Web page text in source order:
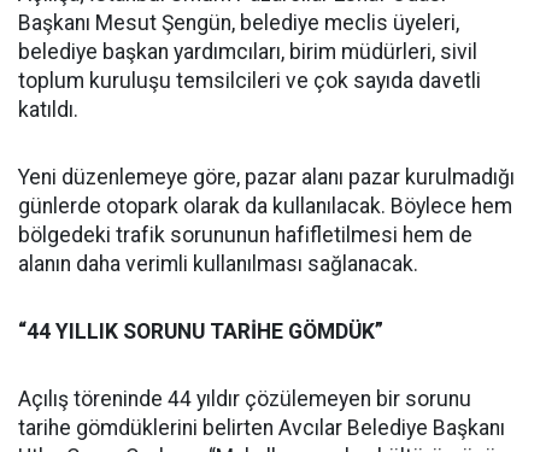
Başkanı Mesut Şengün, belediye meclis üyeleri,
belediye başkan yardımcıları, birim müdürleri, sivil
toplum kuruluşu temsilcileri ve çok sayıda davetli
katıldı.
Yeni düzenlemeye göre, pazar alanı pazar kurulmadığı
günlerde otopark olarak da kullanılacak. Böylece hem
bölgedeki trafik sorununun hafifletilmesi hem de
alanın daha verimli kullanılması sağlanacak.
“44 YILLIK SORUNU TARİHE GÖMDÜK”
Açılış töreninde 44 yıldır çözülemeyen bir sorunu
tarihe gömdüklerini belirten Avcılar Belediye Başkanı